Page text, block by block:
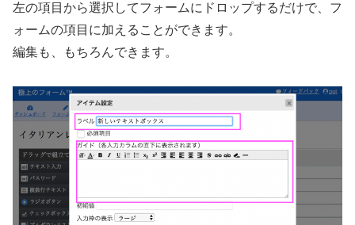
左の項目から選択してフォームにドロップするだけで、フ
ォームの項目に加えることができます。
編集も、もちろんできます。